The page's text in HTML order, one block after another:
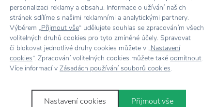
Vše skladem,odesíláme ihned
Vyrobeno
personalizaci reklamy a obsahu. Informace o užívání našich
stránek sdílíme s našimi reklamními a analytickými partnery.
Výběrem „Přijmout vše“ udělujete souhlas se zpracováním všech
volitelných druhů cookies pro tyto zmíněné účely. Spravovat
či blokovat jednotlivé druhy cookies můžete v „Nastavení
cookies“. Zpracování volitelných cookies můžete také odmítnout.
Více informací v Zásadách používání souborů cookies.
Nastavení cookies Přijmout vše